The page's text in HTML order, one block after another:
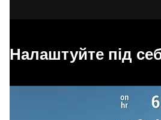
Налаштуйте під